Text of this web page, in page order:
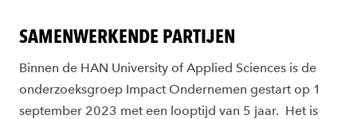
SAMENWERKENDE PARTIJEN
Binnen de HAN University of Applied Sciences is de
onderzoeksgroep Impact Ondernemen gestart op 1
september 2023 met een looptijd van 5 jaar. Het is